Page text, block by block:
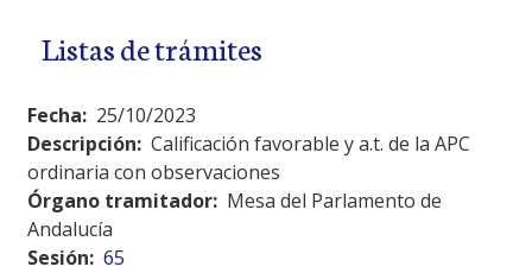
Listas de trámites
Fecha: 25/10/2023
Descripción: Calificación favorable y a.t. de la APC
ordinaria con observaciones
Órgano tramitador: Mesa del Parlamento de
Andalucía
Sesión: 65